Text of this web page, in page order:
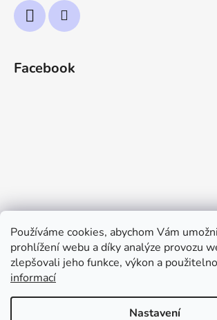
Používáme cookies, abychom Vám
prohlížení webu a díky analýze provozu
zlepšovali jeho funkce, výkon a
informací
Nastavení
Facebook